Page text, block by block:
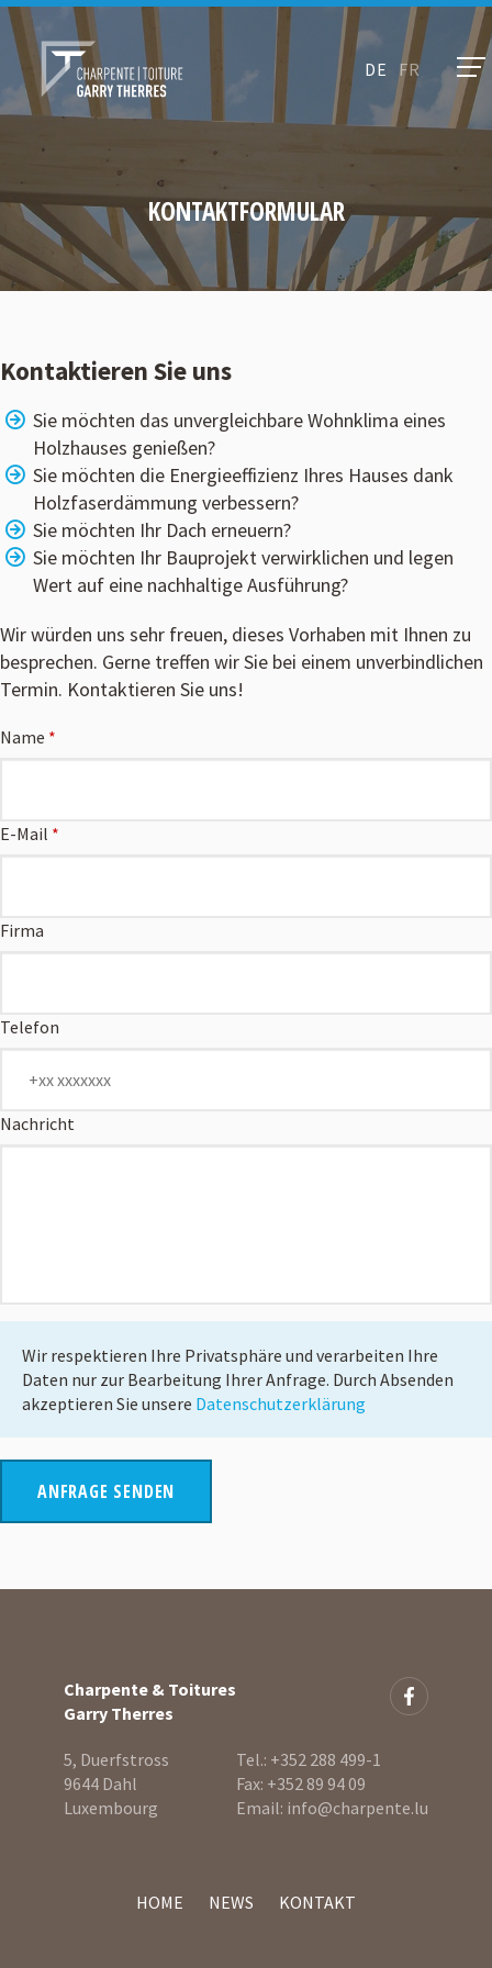
DE FR
KONTAKTFORMULAR
Kontaktieren Sie uns
Sie möchten das unvergleichbare Wohnklima eines
Holzhauses genießen?
Sie möchten die Energieeffizienz Ihres Hauses dank
Holzfaserdämmung verbessern?
Sie möchten Ihr Dach erneuern?
Sie möchten Ihr Bauprojekt verwirklichen und legen
Wert auf eine nachhaltige Ausführung?
Wir würden uns sehr freuen, dieses Vorhaben mit Ihnen zu
besprechen. Gerne treffen wir Sie bei einem unverbindlichen
Termin. Kontaktieren Sie uns!
Name
E-Mail
Firma
Telefon
Nachricht
Wir respektieren Ihre Privatsphäre und verarbeiten Ihre
Daten nur zur Bearbeitung Ihrer Anfrage. Durch Absenden
akzeptieren Sie unsere Datenschutzerklärung
Charpente & Toitures
Garry Therres
5, Duerfstross
9644 Dahl
Luxembourg
Tel.: +352 288 499-1
Fax: +352 89 94 09
Email: info@charpente.lu
HOME NEWS KONTAKT